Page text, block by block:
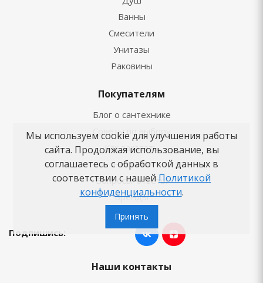
Ванны
Смесители
Унитазы
Раковины
Покупателям
Блог о сантехнике
Советы по выбору
Как заказать
Новости
Вопросы-ответы
Бренды
Подпишись:
Наши контакты
Мы используем cookie для улучшения работы
сайта. Продолжая использование, вы
соглашаетесь с обработкой данных в
соответствии с нашей Политикой
конфиденциальности.
Принять